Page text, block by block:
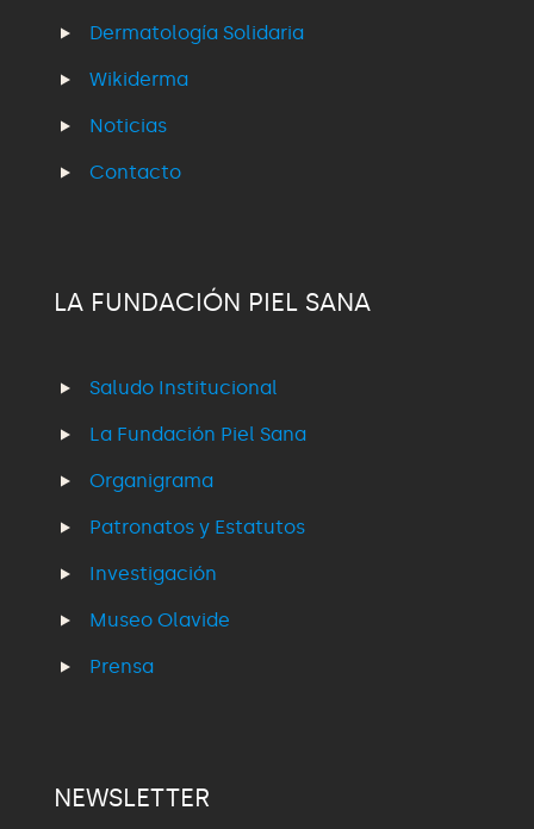
Dermatología Solidaria
Wikiderma
Noticias
Contacto
LA FUNDACIÓN PIEL SANA
Saludo Institucional
La Fundación Piel Sana
Organigrama
Patronatos y Estatutos
Investigación
Museo Olavide
Prensa
NEWSLETTER